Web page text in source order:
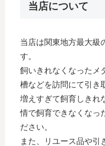
当店について
当店は関東地方最大級
す。
飼いきれなくなったメ
槽などを訪問にて引き
増えすぎて飼育しきれ
情で飼育できなくなっ
ださい。
また、リユース品や引